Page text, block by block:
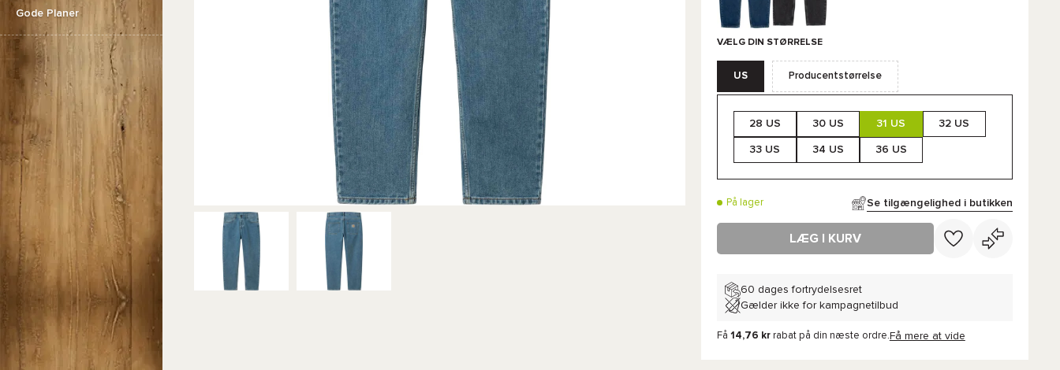
Gode Planer
VÆLG DIN STØRRELSE
US Producentstørrelse
28 US 30 US 31 US 32 US
33 US 34 US 36 US
På lager Se tilgængelighed i butikken
LÆG I KURV
60 dages fortrydelsesret
Gælder ikke for kampagnetilbud
Få 14,76 kr rabat på din næste ordre. Få mere at vide